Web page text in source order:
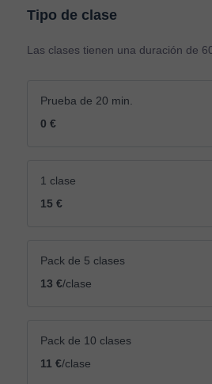
Tipo de clase
Las clases tienen una duración de
Prueba de 20 min.
0 €
1 clase
15 €
Pack de 5 clases
13 €/clase
Pack de 10 clases
11 €/clase